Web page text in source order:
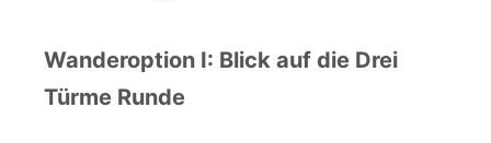
Wanderoption I: Blick auf die Drei
Türme Runde